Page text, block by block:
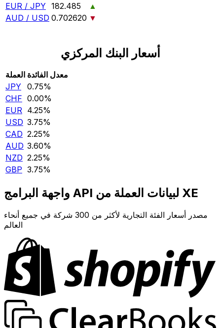
EUR / JPY 182.485
▲
AUD / USD 0.702620 ▼
أسعار البنك المركزي
العملة معدل الفائدة
JPY 0.75‎%‎
CHF 0.00‎%‎
EUR 4.25‎%‎
USD 3.75‎%‎
CAD 2.25‎%‎
AUD 3.60‎%‎
NZD 2.25‎%‎
GBP 3.75‎%‎
واجهة البرامج API لبيانات العملة من XE
مصدر أسعار الفئة التجارية لأكثر من 300 شركة في جميع أنحاء
العالم